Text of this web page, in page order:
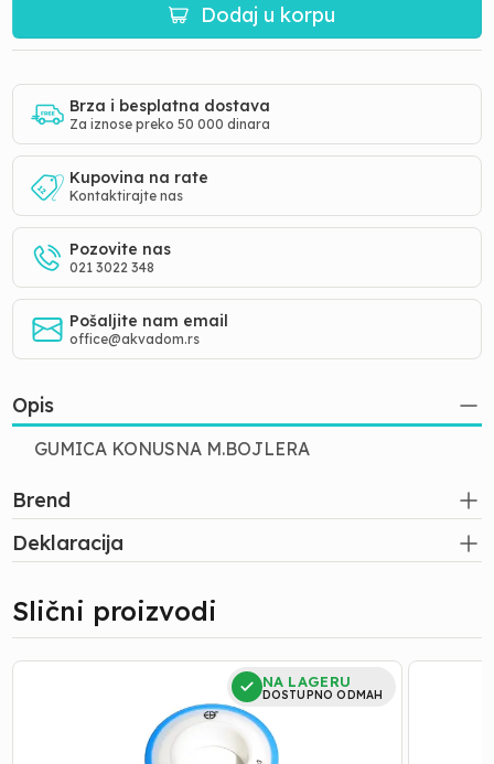
Dodaj u korpu
Brza i besplatna dostava
Za iznose preko 50 000 dinara
Kupovina na rate
Kontaktirajte nas
Pozovite nas
021 3022 348
Pošaljite nam email
office@akvadom.rs
Opis
GUMICA KONUSNA M.BOJLERA
Brend
Deklaracija
Slični proizvodi
TEFLON
NA LAGERU
DOSTUPNO ODMAH
GUMICE